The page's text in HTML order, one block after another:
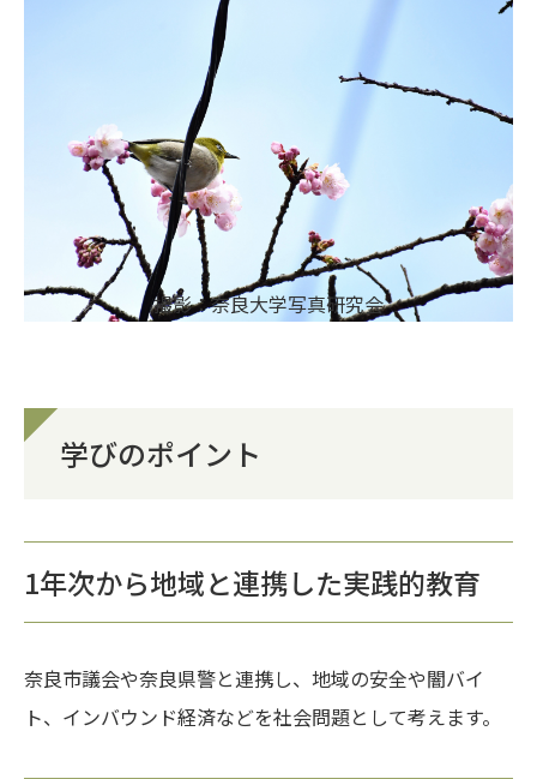
撮影：奈良大学写真研究会
学びのポイント
1年次から地域と連携した実践的教育
奈良市議会や奈良県警と連携し、地域の安全や闇バイ
ト、インバウンド経済などを社会問題として考えます。